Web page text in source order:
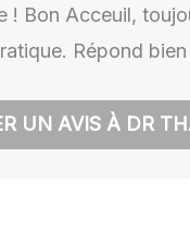
! Bon Acceuil,
Répond
UN AVIS À DR